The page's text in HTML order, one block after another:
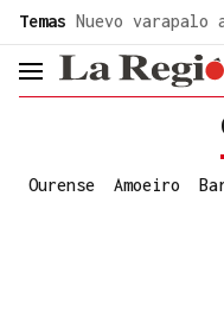
Temas Nuevo varapalo
header.menu.open
Ourense Amoeiro